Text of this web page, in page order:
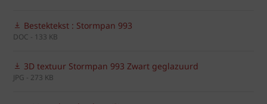
Bestektekst : Stormpan 993
DOC - 133 KB
3D textuur Stormpan 993 Zwart geglazuurd
JPG - 273 KB